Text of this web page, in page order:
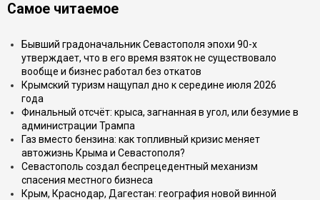
Самое читаемое
Бывший градоначальник Севастополя эпохи 90-х
утверждает, что в его время взяток не существовало
вообще и бизнес работал без откатов
Крымский туризм нащупал дно к середине июля 2026
года
Финальный отсчёт: крыса, загнанная в угол, или безумие в
администрации Трампа
Газ вместо бензина: как топливный кризис меняет
автожизнь Крыма и Севастополя?
Севастополь создал беспрецедентный механизм
спасения местного бизнеса
Крым, Краснодар, Дагестан: география новой винной